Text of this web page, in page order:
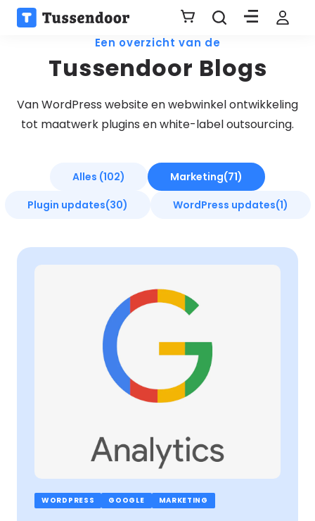
Een overzicht van de
Tussendoor Blogs
Van WordPress website en webwinkel ontwikkeling
tot maatwerk plugins en white-label outsourcing.
Alles (102) Marketing(71)
Plugin updates(30) WordPress updates(1)
Lees
WORDPRESS GOOGLE MARKETING